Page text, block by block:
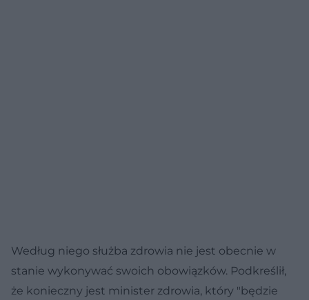
Według niego służba zdrowia nie jest obecnie w
stanie wykonywać swoich obowiązków. Podkreślił,
że konieczny jest minister zdrowia, który "będzie